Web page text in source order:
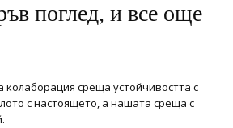
поглед, и все още
колаборация среща устойчивостта с
с настоящето, а нашата среща с